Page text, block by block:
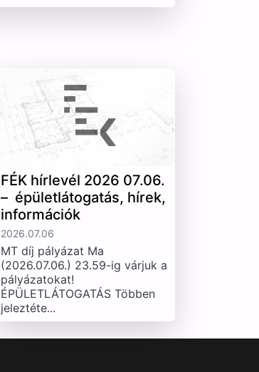
FÉK hírlevél 2026 07.06.
– épületlátogatás, hírek,
információk
2026.07.06
MT díj pályázat Ma
(2026.07.06.) 23.59-ig várjuk a
pályázatokat!
ÉPÜLETLÁTOGATÁS Többen
jeleztéte...